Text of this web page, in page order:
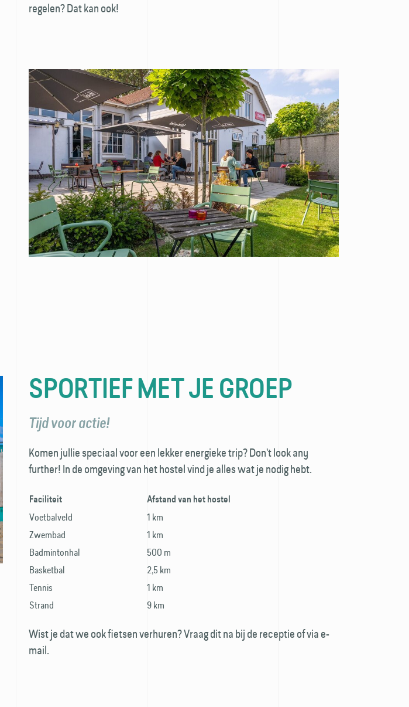
regelen? Dat kan ook!
SPORTIEF MET JE GROEP
Tijd voor actie!
Komen jullie speciaal voor een lekker energieke trip? Don't look any
further! In de omgeving van het hostel vind je alles wat je nodig hebt.
Faciliteit Afstand van het hostel
Voetbalveld
1 km
Zwembad
1 km
Badmintonhal
500 m
Basketbal
2,5 km
Tennis
1 km
Strand
9 km
Wist je dat we ook fietsen verhuren? Vraag dit na bij de receptie of via e-
mail.